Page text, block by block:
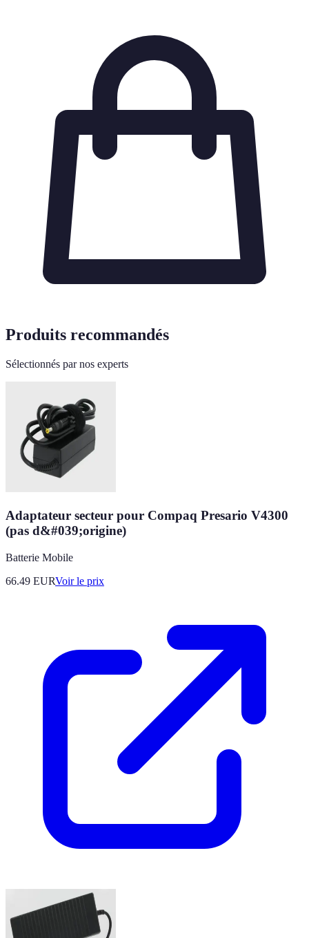
Produits recommandés
Sélectionnés par nos experts
Adaptateur secteur pour Compaq Presario V4300
(pas d&#039;origine)
Batterie Mobile
66.49 EURVoir le prix